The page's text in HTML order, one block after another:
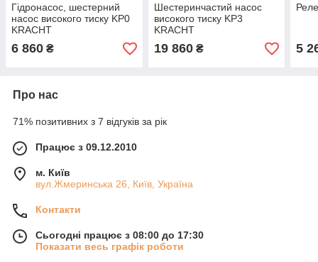
Гідронасос, шестерний
насос високого тиску KP0
KRACHT
6 860 ₴
Шестеринчастий насос
високого тиску KP3
KRACHT
19 860₴ 5
Про нас
71% позитивних з 7 відгуків за рік
Працює з 09.12.2010
м. Київ
вул.Жмеринська 26, Київ, Україна
Контакти
Сьогодні працює з 08:00 до 17:30
Показати весь графік роботи